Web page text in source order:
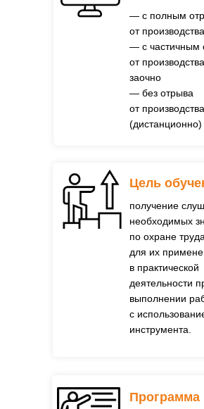
Программа
— с полным
от
— с частичным
от
заочно
— без отрыва
от
(дистанционно)
получение
необходимых
по охране труда
для их
в практической
деятельности
выполнении
с
инструмента.
Цель